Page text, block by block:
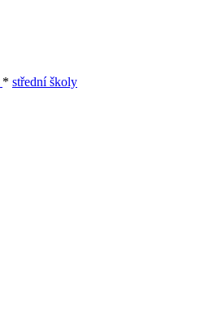
* střední školy